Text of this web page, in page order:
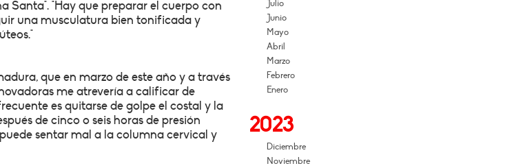
"Hay que preparar el cuerpo con
una musculatura bien tonificada y
que en marzo de este año y a través
me atrevería a calificar de
es quitarse de golpe el costal y la
de cinco o seis horas de presión
sentar mal a la columna cervical y
Julio
Junio
Mayo
Abril
Marzo
Febrero
Enero
2023
Diciembre
Noviembre